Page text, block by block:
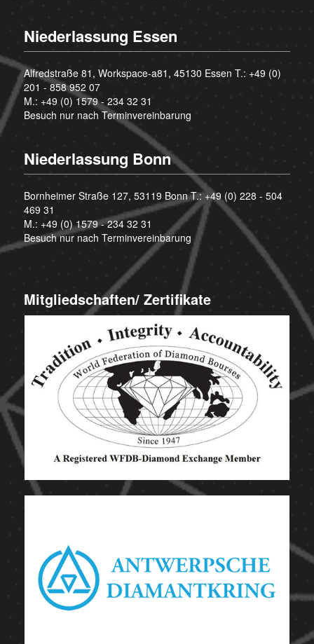
Niederlassung Essen
Alfredstraße 81, Workspace-a81, 45130 Essen T.: +49 (0)
201 - 858 952 07
M.: +49 (0) 1579 - 234 32 31
Besuch nur nach Terminvereinbarung
Niederlassung Bonn
Bornheimer Straße 127, 53119 Bonn T.:+49 (0) 228 - 504
469 31
M.: +49 (0) 1579 - 234 32 31
Besuch nur nach Terminvereinbarung
Mitgliedschaften/ Zertifikate